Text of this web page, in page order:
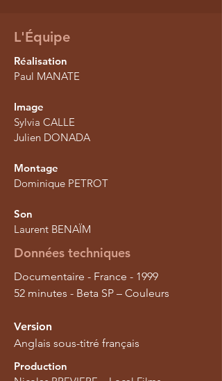
L'Équipe
Réalisation
Paul MANATE
Image
Sylvia CALLE
Julien DONADA
Montage
Dominique PETROT
Son
Laurent BENAÏM
Données techniques
Documentaire - France - 1999
52 minutes - Beta SP – Couleurs
Version
Anglais sous-titré français
Production